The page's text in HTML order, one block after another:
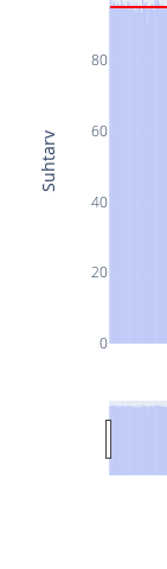
0
20
40
60
80
Suhtarv